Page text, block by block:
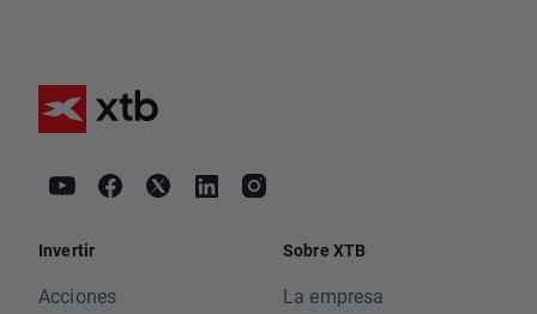
Invertir
Acciones
Sobre XTB
La empresa